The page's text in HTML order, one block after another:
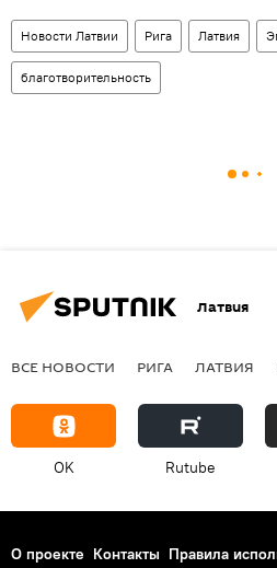
Новости Латвии Рига Латвия
благотворительность
Латвия
ВСЕ НОВОСТИ РИГА ЛАТВИЯ
OK Rutube
О проекте Контакты Правила